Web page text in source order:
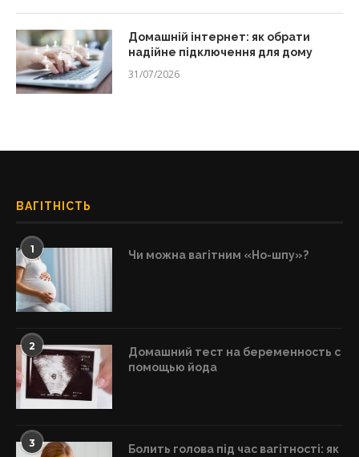
Домашній інтернет: як обрати
надійне підключення для дому
31/07/2026
ВАГІТНІСТЬ
1 Чи можна вагітним «Но-шпу»?
2
Домашний тест на беременность с
помощью йода
3
Болить голова під час вагітності: як